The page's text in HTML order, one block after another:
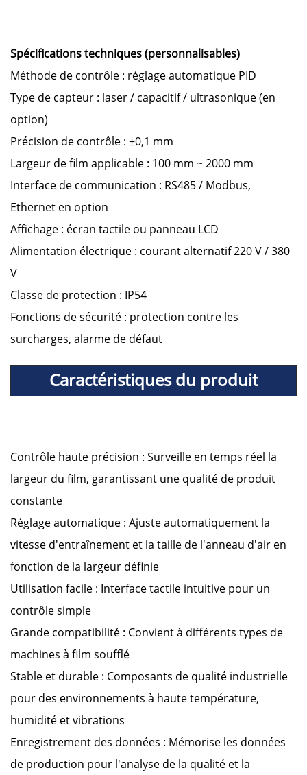
Spécifications techniques (personnalisables)
Méthode de contrôle : réglage automatique PID
Type de capteur : laser / capacitif / ultrasonique (en
option)
Précision de contrôle : ±0,1 mm
Largeur de film applicable : 100 mm ~ 2000 mm
Interface de communication : RS485 / Modbus,
Ethernet en option
Affichage : écran tactile ou panneau LCD
Alimentation électrique : courant alternatif 220 V / 380
V
Classe de protection : IP54
Fonctions de sécurité : protection contre les
surcharges, alarme de défaut
Caractéristiques du produit
Contrôle haute précision : Surveille en temps réel la
largeur du film, garantissant une qualité de produit
constante
Réglage automatique : Ajuste automatiquement la
vitesse d'entraînement et la taille de l'anneau d'air en
fonction de la largeur définie
Utilisation facile : Interface tactile intuitive pour un
contrôle simple
Grande compatibilité : Convient à différents types de
machines à film soufflé
Stable et durable : Composants de qualité industrielle
pour des environnements à haute température,
humidité et vibrations
Enregistrement des données : Mémorise les données
de production pour l'analyse de la qualité et la